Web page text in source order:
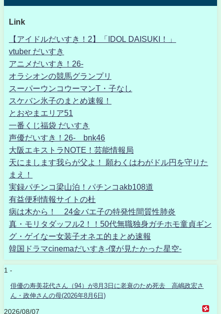
Link
【アイドルだいすき！2】「IDOL DAISUKI！」
vtuber だいすき
アニメだいすき！26-
オラシオンの競馬グランプリ
スーパーウンコウーマンT・子なし
スケバン氷子のまとめ速報！
とおやまエリア51
一番くじ福袋 だいすき
声優だいすき！26- bnk46
大阪エキストラNOTE！芸能情報局
天にまします我らが父よ！ 願わくはわがドル円を守りた
まえ！
実録パチンコ梁山泊！パチンコakb108道
有益便利情報サイトの杜
病は木から！ 24金バエ子の特発性間質性肺炎
真・モリタダッフル2！！50代無職独身ガチホモ童貞ギン
グ・ゲイなー女装子オネエ的まとめ速報
韓国ドラマcinemaだいすき-僕が見たかった星空-
1 -
俳優の寿美花代さん（94）が8月3日に老衰のため死去 高嶋政宏さ
ん・政伸さんの母(2026年8月6日)
2026/08/07